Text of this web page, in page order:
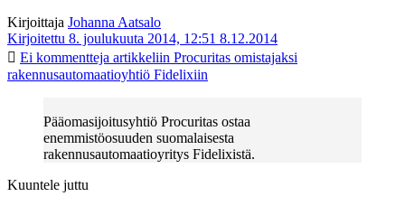
Kirjoittaja Johanna Aatsalo
Kirjoitettu 8. joulukuuta 2014, 12:51 8.12.2014
Ei kommentteja artikkeliin Procuritas omistajaksi
rakennusautomaatioyhtiö Fidelixiin
Pääomasijoitusyhtiö Procuritas ostaa
enemmistöosuuden suomalaisesta
rakennusautomaatioyritys Fidelixistä.
Kuuntele juttu